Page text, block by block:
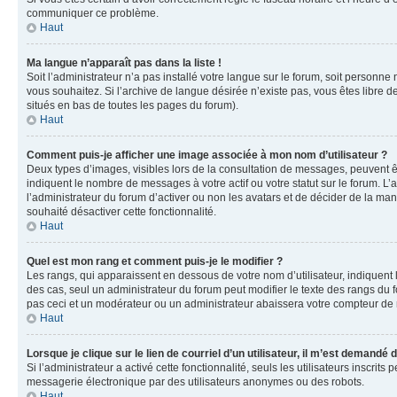
communiquer ce problème.
Haut
Ma langue n’apparaît pas dans la liste !
Soit l’administrateur n’a pas installé votre langue sur le forum, soit
vous souhaitez. Si l’archive de langue désirée n’existe pas, vous êtes
situés en bas de toutes les pages du forum).
Haut
Comment puis-je afficher une image associée à mon nom d’utilisateur ?
Deux types d’images, visibles lors de la consultation de messages, peuvent
indiquent le nombre de messages à votre actif ou votre statut sur le forum.
l’administrateur du forum d’activer ou non les avatars et de décider de la
souhaité désactiver cette fonctionnalité.
Haut
Quel est mon rang et comment puis-je le modifier ?
Les rangs, qui apparaissent en dessous de votre nom d’utilisateur,
des cas, seul un administrateur du forum peut modifier le texte des rangs
pas ceci et un modérateur ou un administrateur abaissera votre compteur de
Haut
Lorsque je clique sur le lien de courriel d’un utilisateur, il m’est demandé
Si l’administrateur a activé cette fonctionnalité, seuls les utilisateurs inscrits
messagerie électronique par des utilisateurs anonymes ou des robots.